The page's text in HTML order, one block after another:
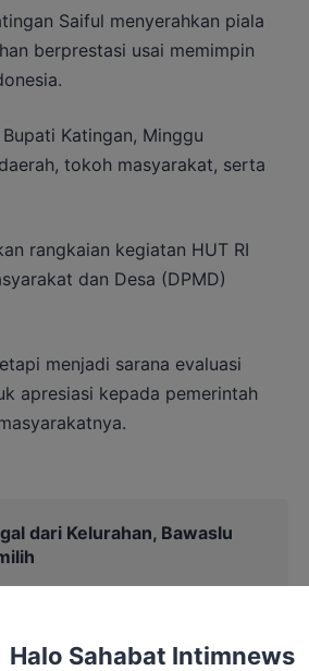
Saiful menyerahkan piala
berprestasi usai memimpin
Katingan, Minggu
tokoh masyarakat, serta
rangkaian kegiatan HUT RI
dan Desa (DPMD)
menjadi sarana evaluasi
apresiasi kepada pemerintah
dari Kelurahan, Bawaslu
Halo Sahabat Intimnews